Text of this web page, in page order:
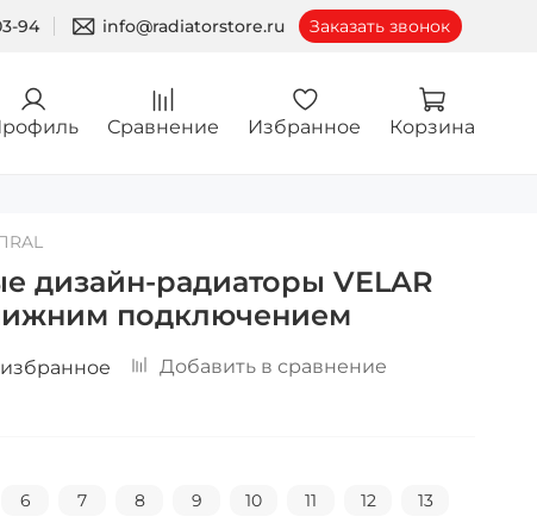
94 info@radiatorstore.ru Заказать звонок
Сравнение Избранное Корзина
дизайн-радиаторы VELAR
подключением
Добавить в сравнение
6 7 8 9 10 11 12
13